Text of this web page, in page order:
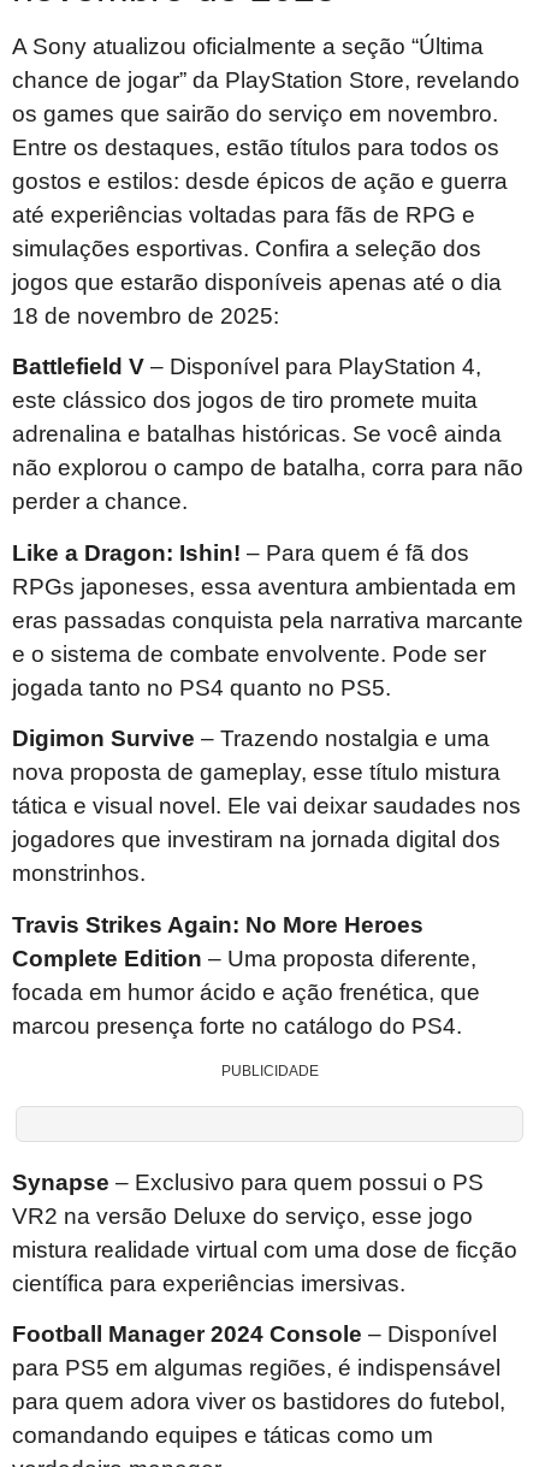
A Sony atualizou oficialmente a seção “Última
chance de jogar” da PlayStation Store, revelando
os games que sairão do serviço em novembro.
Entre os destaques, estão títulos para todos os
gostos e estilos: desde épicos de ação e guerra
até experiências voltadas para fãs de RPG e
simulações esportivas. Confira a seleção dos
jogos que estarão disponíveis apenas até o dia
18 de novembro de 2025:
Battlefield V – Disponível para PlayStation 4,
este clássico dos jogos de tiro promete muita
adrenalina e batalhas históricas. Se você ainda
não explorou o campo de batalha, corra para não
perder a chance.
Like a Dragon: Ishin! – Para quem é fã dos
RPGs japoneses, essa aventura ambientada em
eras passadas conquista pela narrativa marcante
e o sistema de combate envolvente. Pode ser
jogada tanto no PS4 quanto no PS5.
Digimon Survive – Trazendo nostalgia e uma
nova proposta de gameplay, esse título mistura
tática e visual novel. Ele vai deixar saudades nos
jogadores que investiram na jornada digital dos
monstrinhos.
Travis Strikes Again: No More Heroes
Complete Edition – Uma proposta diferente,
focada em humor ácido e ação frenética, que
marcou presença forte no catálogo do PS4.
PUBLICIDADE
Synapse – Exclusivo para quem possui o PS
VR2 na versão Deluxe do serviço, esse jogo
mistura realidade virtual com uma dose de ficção
científica para experiências imersivas.
Football Manager 2024 Console – Disponível
para PS5 em algumas regiões, é indispensável
para quem adora viver os bastidores do futebol,
comandando equipes e táticas como um